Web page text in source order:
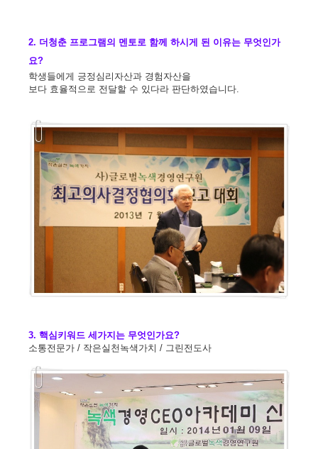
2. 더청춘 프로그램의 멘토로 함께 하시게 된 이유는 무엇인가
요?
학생들에게 긍정심리자산과 경험자산을
보다 효율적으로 전달할 수 있다라 판단하였습니다.
3. 핵심키워드 세가지는 무엇인가요?
소통전문가 / 작은실천녹색가치 / 그린전도사